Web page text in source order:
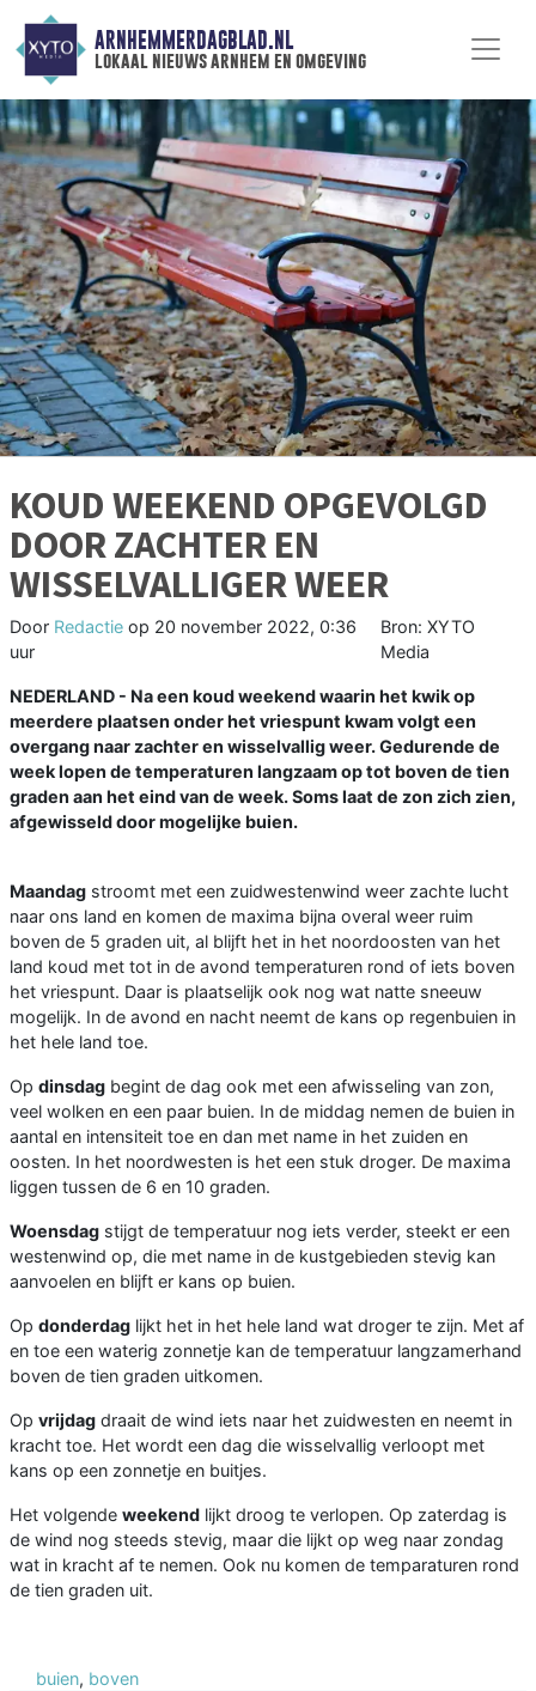
ARNHEMMERDAGBLAD.NL
lokaal nieuws arnhem en omgeving
KOUD WEEKEND OPGEVOLGD
DOOR ZACHTER EN
WISSELVALLIGER WEER
Door Redactie op 20 november 2022, 0:36
uur
Bron: XYTO
Media
NEDERLAND - Na een koud weekend waarin het kwik op
meerdere plaatsen onder het vriespunt kwam volgt een
overgang naar zachter en wisselvallig weer. Gedurende de
week lopen de temperaturen langzaam op tot boven de tien
graden aan het eind van de week. Soms laat de zon zich zien,
afgewisseld door mogelijke buien.
Maandag stroomt met een zuidwestenwind weer zachte lucht
naar ons land en komen de maxima bijna overal weer ruim
boven de 5 graden uit, al blijft het in het noordoosten van het
land koud met tot in de avond temperaturen rond of iets boven
het vriespunt. Daar is plaatselijk ook nog wat natte sneeuw
mogelijk. In de avond en nacht neemt de kans op regenbuien in
het hele land toe.
Op dinsdag begint de dag ook met een afwisseling van zon,
veel wolken en een paar buien. In de middag nemen de buien in
aantal en intensiteit toe en dan met name in het zuiden en
oosten. In het noordwesten is het een stuk droger. De maxima
liggen tussen de 6 en 10 graden.
Woensdag stijgt de temperatuur nog iets verder, steekt er een
westenwind op, die met name in de kustgebieden stevig kan
aanvoelen en blijft er kans op buien.
Op donderdag lijkt het in het hele land wat droger te zijn. Met af
en toe een waterig zonnetje kan de temperatuur langzamerhand
boven de tien graden uitkomen.
Op vrijdag draait de wind iets naar het zuidwesten en neemt in
kracht toe. Het wordt een dag die wisselvallig verloopt met
kans op een zonnetje en buitjes.
Het volgende weekend lijkt droog te verlopen. Op zaterdag is
de wind nog steeds stevig, maar die lijkt op weg naar zondag
wat in kracht af te nemen. Ook nu komen de temparaturen rond
de tien graden uit.
buien, boven